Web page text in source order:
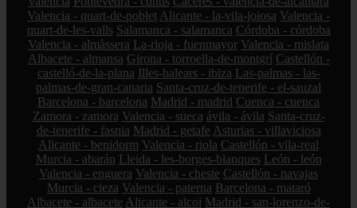
Valencia - quart-de-poblet Alicante - la-vila-joiosa Valencia -
quart-de-les-valls Salamanca - salamanca Córdoba - córdoba
Valencia - almàssera La-rioja - fuenmayor Valencia - mislata
Albacete - almansa Girona - torroella-de-montgrí Castellón -
castelló-de-la-plana Illes-balears - ibiza Las-palmas - las-
palmas-de-gran-canaria Santa-cruz-de-tenerife - el-sauzal
Barcelona - barcelona Madrid - madrid Cuenca - cuenca
Zamora - zamora Valencia - sueca ávila - ávila Santa-cruz-
de-tenerife - fasnia Madrid - getafe Asturias - villaviciosa
Alicante - benidorm Valencia - riola Castellón - vila-real
Murcia - abarán Lleida - les-borges-blanques León - león
Valencia - enguera Valencia - cheste Castellón - navajas
Murcia - cieza Valencia - paterna Barcelona - mataró
Albacete - albacete Alicante - alcoi Madrid - san-lorenzo-de-